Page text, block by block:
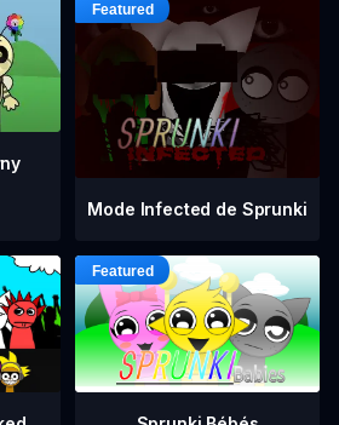
Mode Infected de Sprunki